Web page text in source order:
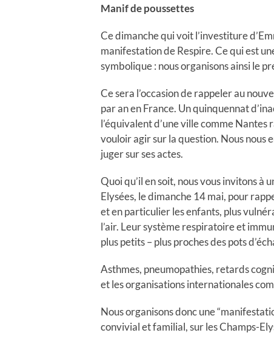
Manif de poussettes
Ce dimanche qui voit l’investiture
manifestation de Respire. Ce qui est
symbolique : nous organisons ainsi le
Ce sera l’occasion de rappeler au
par an en France. Un quinquennat
l’équivalent d’une ville comme
vouloir agir sur la question. Nous nous
juger sur ses actes.
Quoi qu’il en soit, nous vous invitons à
Elysées, le dimanche 14 mai, pour
et en particulier les enfants, plus
l’air. Leur système respiratoire et
plus petits – plus proches des pots
Asthmes, pneumopathies, retards
et les organisations internationales
Nous organisons donc une
convivial et familial, sur les Champs-